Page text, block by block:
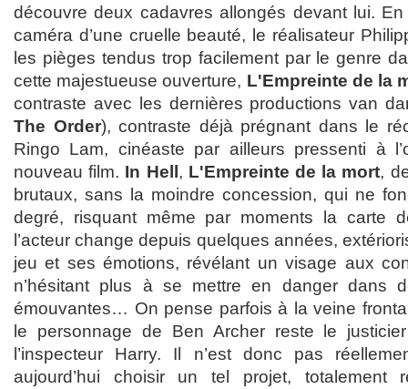
découvre deux cadavres allongés devant lui.
caméra d’une cruelle beauté, le réalisateur
les pièges tendus trop facilement par le genre
cette majestueuse ouverture, L'Empreinte de la
contraste avec les dernières productions van
The Order), contraste déjà prégnant dans le
Ringo Lam, cinéaste par ailleurs pressenti à
nouveau film. In Hell , L'Empreinte de la mort,
brutaux, sans la moindre concession, qui ne
degré, risquant même par moments la carte
l’acteur change depuis quelques années,
jeu et ses émotions, révélant un visage aux
n’hésitant plus à se mettre en danger dans
émouvantes… On pense parfois à la veine
le personnage de Ben Archer reste le
l’inspecteur Harry. Il n’est donc pas
aujourd’hui choisir un tel projet, totalement